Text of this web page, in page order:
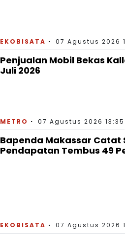
EKOBISATA 07 Agustus 2026
Penjualan Mobil Bekas
Juli 2026
METRO 07 Agustus 2026 13:35
Bapenda Makassar Catat
Pendapatan Tembus 49
EKOBISATA 07 Agustus 2026